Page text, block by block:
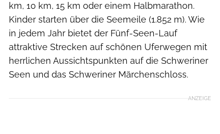
km, 10 km, 15 km oder einem Halbmarathon.
Kinder starten über die Seemeile (1.852 m). Wie
in jedem Jahr bietet der Fünf-Seen-Lauf
attraktive Strecken auf schönen Uferwegen mit
herrlichen Aussichtspunkten auf die Schweriner
Seen und das Schweriner Märchenschloss.
ANZEIGE